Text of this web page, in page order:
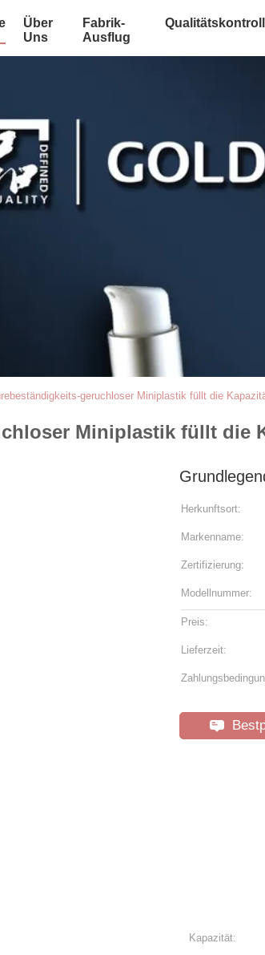
Über
Uns
Fabrik-
Ausflug
geruchloser Miniplastik füllt die
Miniplastik füllt die
Herkunftsort:
Markenname:
Zertifizierung:
Modellnummer:
Preis:
Lieferzeit:
Kapazität: